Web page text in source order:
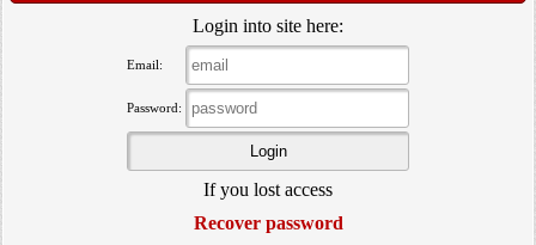
Login into site here:
Email:
Password:
If you lost access
Recover password